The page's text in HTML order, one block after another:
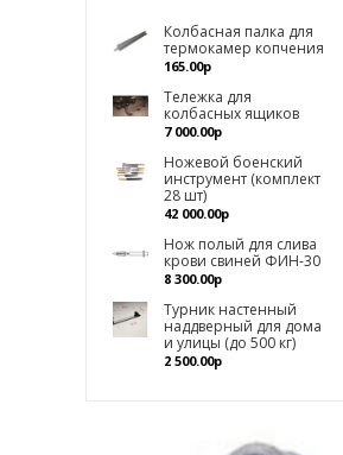
Колбасная палка для
термокамер копчения
165.00р
Тележка для
колбасных ящиков
7 000.00р
Ножевой боенский
инструмент (комплект
28 шт)
42 000.00р
Нож полый для слива
крови свиней ФИН-30
8 300.00р
Турник настенный
наддверный для дома
и улицы (до 500 кг)
2 500.00р